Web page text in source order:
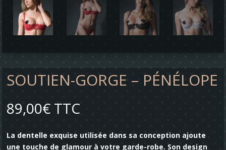
SOUTIEN-GORGE – PÉNÉLOPE
89,00€ TTC
La dentelle exquise utilisée dans sa conception ajoute
une touche de glamour à votre garde-robe. Son design